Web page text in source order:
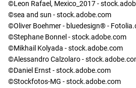
©Leon Rafael, Mexico_2017 -
©sea and sun - stock.adobe.com
©Oliver Boehmer - bluedesign® -
©Stephane Bonnel - stock.adobe.com
©Mikhail Kolyada - stock.adobe.com
©Alessandro Calzolaro -
©Daniel Ernst - stock.adobe.com
©Stockfotos-MG - stock.adobe.com